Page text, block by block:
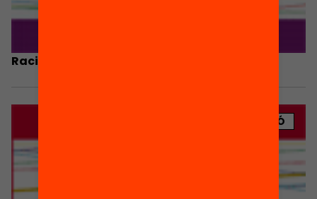
Racisme als centres educatius
PUBLICACIÓ